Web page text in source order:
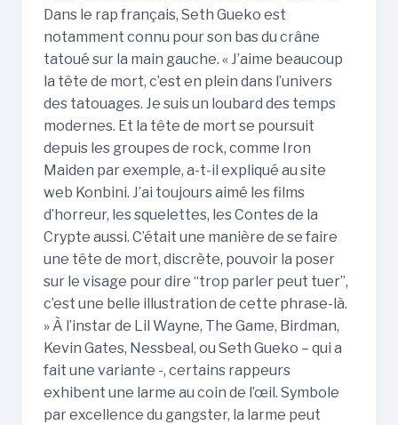
Dans le rap français, Seth Gueko est
notamment connu pour son bas du crâne
tatoué sur la main gauche. « J’aime beaucoup
la tête de mort, c’est en plein dans l’univers
des tatouages. Je suis un loubard des temps
modernes. Et la tête de mort se poursuit
depuis les groupes de rock, comme Iron
Maiden par exemple, a-t-il expliqué au site
web Konbini. J’ai toujours aimé les films
d’horreur, les squelettes, les Contes de la
Crypte aussi. C’était une manière de se faire
une tête de mort, discrète, pouvoir la poser
sur le visage pour dire “trop parler peut tuer”,
c’est une belle illustration de cette phrase-là.
» À l’instar de Lil Wayne, The Game, Birdman,
Kevin Gates, Nessbeal, ou Seth Gueko – qui a
fait une variante -, certains rappeurs
exhibent une larme au coin de l’œil. Symbole
par excellence du gangster, la larme peut